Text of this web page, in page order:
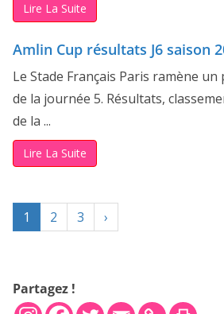
Lire La Suite
Amlin Cup résultats J6 saison
Le Stade Français Paris ramène
de la journée 5. Résultats,
de la ...
Lire La Suite
1 2 3 ›
Partagez !